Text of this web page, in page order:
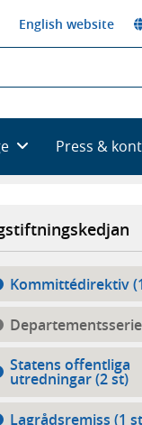
English website
Press &
Kommittédirektiv
Statens offentliga
utredningar (2 st)
Lagrådsremiss (1